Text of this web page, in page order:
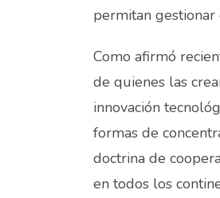
permitan
Como afirmó
de quienes las
innovación
formas de
doctrina de
en todos los